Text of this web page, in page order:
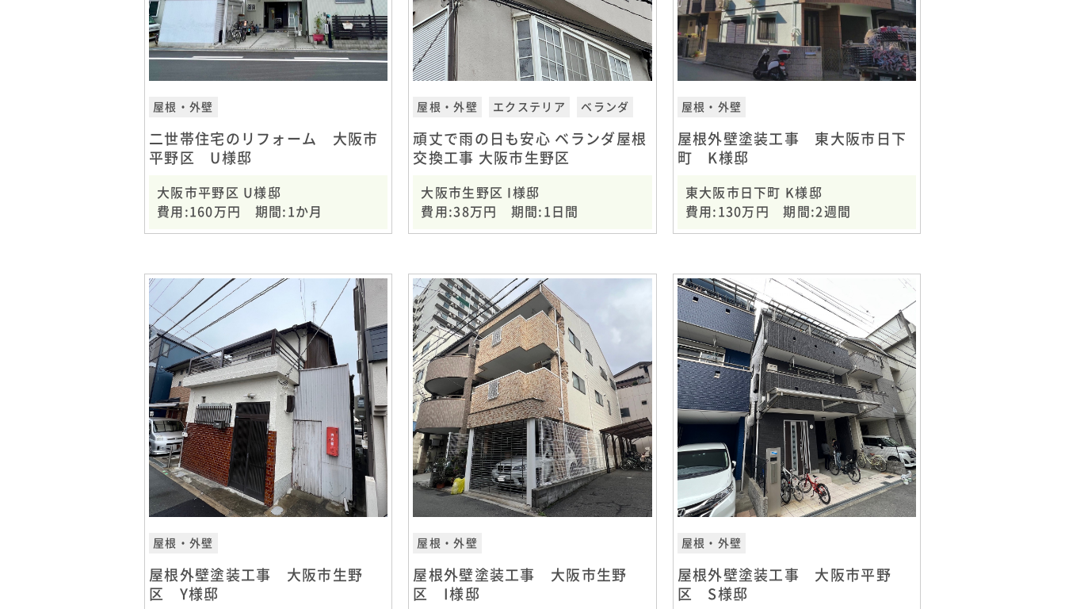
屋根・外壁
二世帯住宅のリフォーム 大阪市
平野区 U様邸
大阪市平野区 U様邸
費用:160万円 期間:1か月
屋根・外壁 エクステリア ベランダ
頑丈で雨の日も安心 ベランダ屋根
交換工事 大阪市生野区
大阪市生野区 I様邸
費用:38万円 期間:1日間
屋根・外壁
屋根外壁塗装工事 東大阪市日下
町 K様邸
東大阪市日下町 K様邸
費用:130万円 期間:2週間
屋根・外壁
屋根外壁塗装工事 大阪市生野
区 Y様邸
屋根・外壁
屋根外壁塗装工事 大阪市生野
区 I様邸
屋根・外壁
屋根外壁塗装工事 大阪市平野
区 S様邸